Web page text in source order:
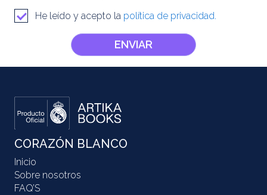
He leído y acepto la política de privacidad.
ENVIAR
CORAZÓN BLANCO
Inicio
Sobre nosotros
FAQ’S